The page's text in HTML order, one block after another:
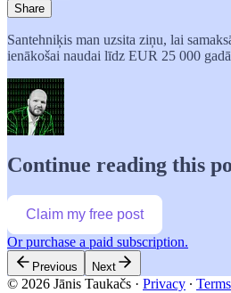
Share
Santehniķis man uzsita ziņu, lai
ienākošai naudai līdz EUR 25 000
Continue reading this
Claim my free post
Or purchase a paid subscription.
Previous Next
© 2026 Jānis Taukačs · Privacy ∙ Terms